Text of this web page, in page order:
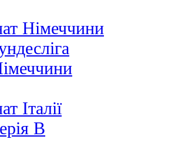
Німеччини
Італії
B